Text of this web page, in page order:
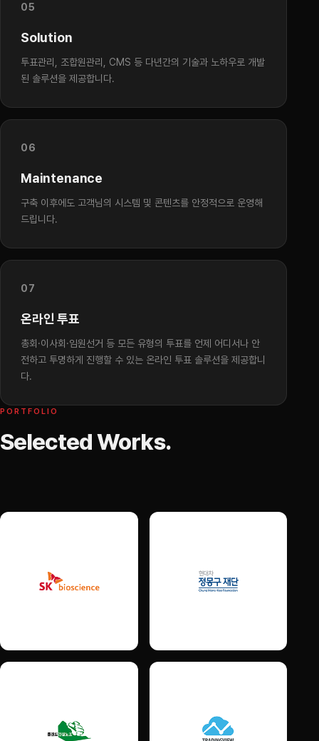
05
Solution
투표관리, 조합원관리, CMS 등 다년간의 기술과 노하우로 개발
된 솔루션을 제공합니다.
06
Maintenance
구축 이후에도 고객님의 시스템 및 콘텐츠를 안정적으로 운영해
드립니다.
07
온라인 투표
총회·이사회·임원선거 등 모든 유형의 투표를 언제 어디서나 안
전하고 투명하게 진행할 수 있는 온라인 투표 솔루션을 제공합니
다.
PORTFOLIO
Selected Works.